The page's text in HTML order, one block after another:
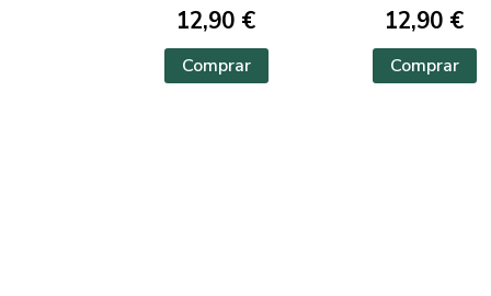
12,90 €
Comprar
12,90 €
Comprar